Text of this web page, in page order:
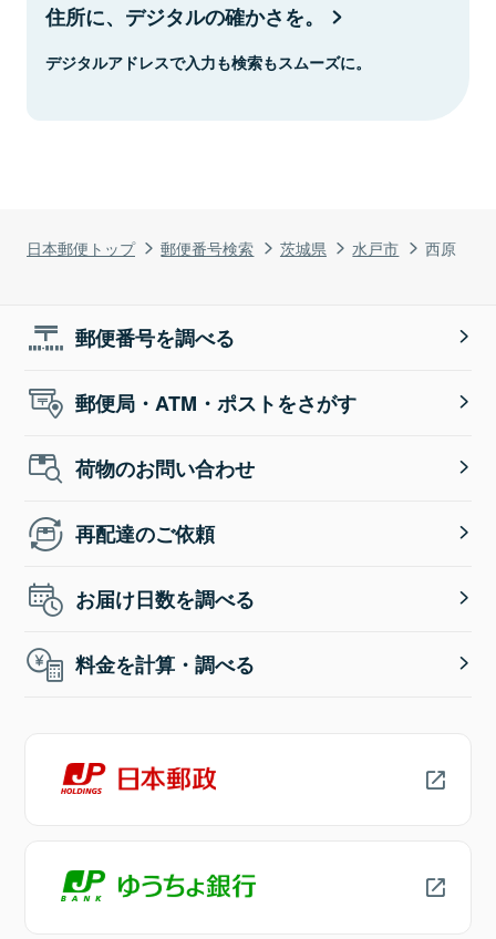
日本郵便トップ 郵便番号検索 茨城県 水戸市 西原
住所に、デジタルの確かさを。
デジタルアドレスで入力も検索もスムーズに。
郵便番号を調べる
郵便局・ATM・ポストをさがす
荷物のお問い合わせ
再配達のご依頼
お届け日数を調べる
料金を計算・調べる